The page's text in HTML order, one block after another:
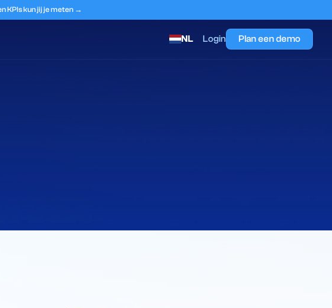
KPIs kun jij je meten →
NL Login Plan een demo